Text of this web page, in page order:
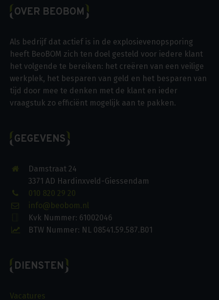
OVER BEOBOM
Als bedrijf dat actief is in de explosievenopsporing
heeft BeoBOM zich ten doel gesteld voor iedere klant
het volgende te bereiken: het creëren van een veilige
werkplek, het besparen van geld en het besparen van
tijd door mee te denken met de klant en ieder
vraagstuk zo efficiënt mogelijk aan te pakken.
GEGEVENS
Damstraat 24
3371 AD Hardinxveld-Giessendam
010 820 29 20
info@beobom.nl
Kvk Nummer: 61002046
BTW Nummer: NL 08541.59.587.B01
DIENSTEN
Vacatures